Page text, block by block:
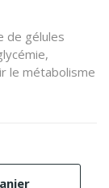
de gélules
le métabolisme